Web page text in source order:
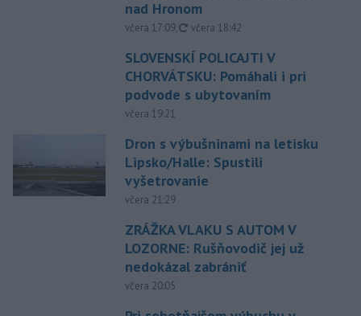
nad Hronom
včera 17:09, aktualizované
včera 18:42
SLOVENSKÍ POLICAJTI V
CHORVÁTSKU: Pomáhali i pri
podvode s ubytovaním
včera 19:21
Dron s výbušninami na letisku
Lipsko/Halle: Spustili
vyšetrovanie
včera 21:29
ZRÁŽKA VLAKU S AUTOM V
LOZORNE: Rušňovodič jej už
nedokázal zabrániť
včera 20:05